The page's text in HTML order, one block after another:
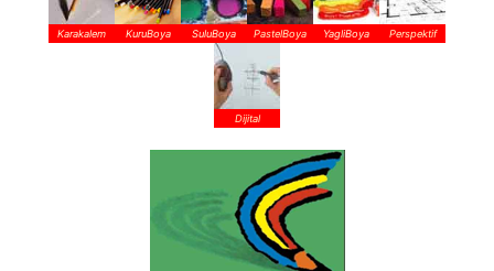
Karakalem KuruBoya SuluBoya PastelBoya YagliBoya Perspektif
Dijital